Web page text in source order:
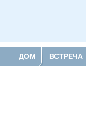
ДОМ ВСТРЕЧА